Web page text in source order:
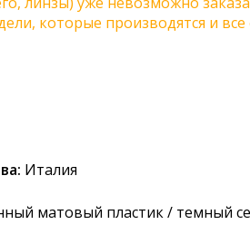
которые производятся и
Италия
матовый пластик / темный